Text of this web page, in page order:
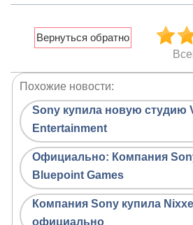
Похожие новости:
Sony купила новую студию
Entertainment
Официально: Компания
Bluepoint Games
Компания Sony купила
официально